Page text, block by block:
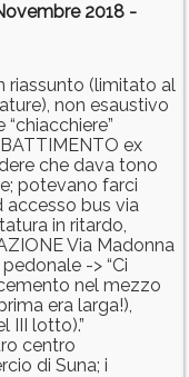
2018 -
riassunto (limitato al
non esaustivo
ex
che dava tono
potevano farci
accesso bus via
in ritardo,
Via Madonna
-> “Ci
nel mezzo
era larga!),
III lotto).”
centro
di Suna; i